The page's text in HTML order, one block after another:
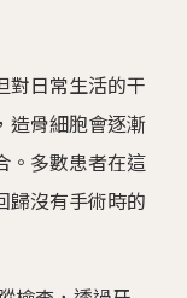
對日常生活的干
造骨細胞會逐漸
。多數患者在這
歸沒有手術時的